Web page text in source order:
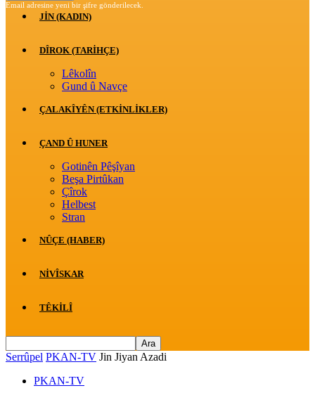
Email adresine yeni bir şifre gönderilecek.
JİN (KADIN)
DÎROK (TARİHÇE)
Lêkolîn
Gund û Navçe
ÇALAKÎYÊN (ETKINLIKLER)
ÇAND Û HUNER
Gotinên Pêşîyan
Beşa Pirtûkan
Çîrok
Helbest
Stran
NÛÇE (HABER)
NIVÎSKAR
TÊKILÎ
Serrûpel PKAN-TV Jin Jiyan Azadi
PKAN-TV